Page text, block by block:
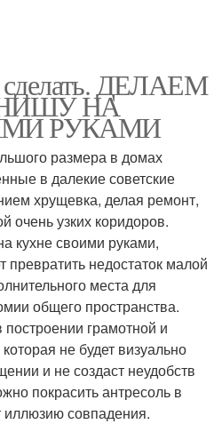
сделать. ДЕЛАЕМ
НА
РУКАМИ
размера в домах
в далекие советские
хрущевка, делая ремонт,
очень узких коридоров.
кухне своими руками,
недостаток малой
места для
общего пространства.
построении грамотной и
не будет визуально
и не создаст неудобств
покрасить антресоль в
иллюзию совпадения.